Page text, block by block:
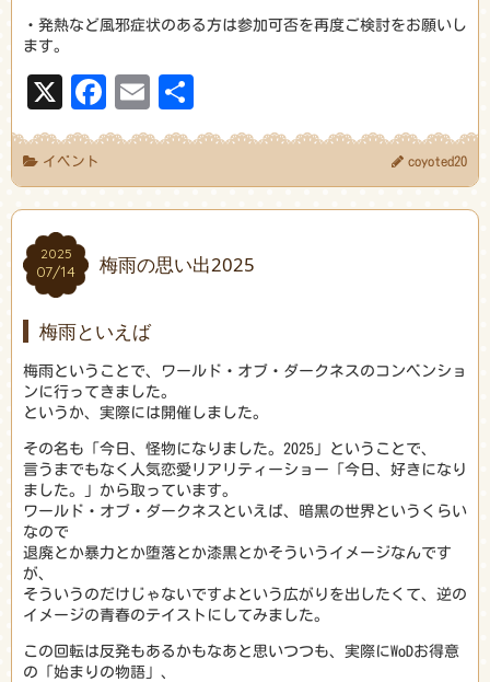
・発熱など風邪症状のある方は参加可否を再度ご検討をお願いし
ます。
X Facebook
Email
有
イベント coyoted20
2025
07/14
2025
07/14 梅雨の思い出2025
梅雨といえば
梅雨ということで、ワールド・オブ・ダークネスのコンベンショ
ンに行ってきました。
というか、実際には開催しました。
その名も「今日、怪物になりました。2025」ということで、
言うまでもなく人気恋愛リアリティーショー「今日、好きになり
ました。」から取っています。
ワールド・オブ・ダークネスといえば、暗黒の世界というくらい
なので
退廃とか暴力とか堕落とか漆黒とかそういうイメージなんです
が、
そういうのだけじゃないですよという広がりを出したくて、逆の
イメージの青春のテイストにしてみました。
この回転は反発もあるかもなあと思いつつも、実際にWoDお得意
の「始まりの物語」、